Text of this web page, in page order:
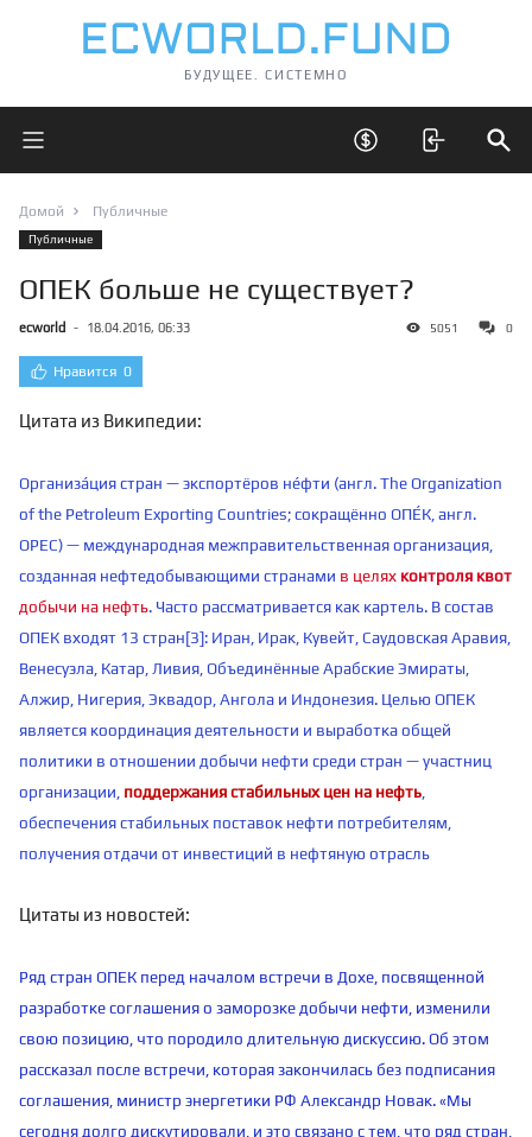
БУДУЩЕЕ. СИСТЕМНО
Открыть главное меню Открыть скрытые
Домой Публичные
Публичные
ОПЕК больше не существует?
ecworld - 18.04.2016, 06:33 5051 0
Нравится 0
Цитата из Википедии:
Организа́ция стран — экспортёров не́фти (англ. The Organization
of the Petroleum Exporting Countries; сокращённо ОПЕ́К, англ.
OPEC) — международная межправительственная организация,
созданная нефтедобывающими странами в целях контроля квот
добычи на нефть. Часто рассматривается как картель. В состав
ОПЕК входят 13 стран[3]: Иран, Ирак, Кувейт, Саудовская Аравия,
Венесуэла, Катар, Ливия, Объединённые Арабские Эмираты,
Алжир, Нигерия, Эквадор, Ангола и Индонезия. Целью ОПЕК
является координация деятельности и выработка общей
политики в отношении добычи нефти среди стран — участниц
организации, поддержания стабильных цен на нефть
обеспечения стабильных поставок нефти потребителям,
получения отдачи от инвестиций в нефтяную отрасль
Цитаты из новостей:
Ряд стран ОПЕК перед началом встречи в Дохе, посвященной
разработке соглашения о заморозке добычи нефти, изменили
свою позицию, что породило длительную дискуссию. Об этом
рассказал после встречи, которая закончилась без подписания
соглашения, министр энергетики РФ Александр Новак. «Мы
сегодня долго дискутировали, и это связано с тем, что ряд стран,